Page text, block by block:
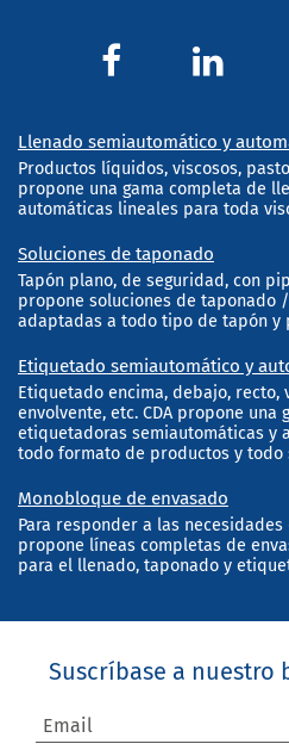
Llenado semiautomático y
Productos líquidos, viscosos,
propone una gama completa de
automáticas lineales para toda
Soluciones de taponado
Tapón plano, de seguridad, con
propone soluciones de taponado
adaptadas a todo tipo de tapón y
Etiquetado semiautomático y
Etiquetado encima, debajo, recto,
envolvente, etc. CDA propone una
etiquetadoras semiautomáticas y
todo formato de productos y todo
Monobloque de envasado
Para responder a las necesidades
propone líneas completas de
para el llenado, taponado y
Suscríbase a
Email